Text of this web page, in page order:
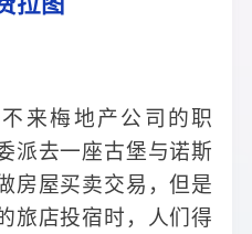
来梅地产公司的职
派去一座古堡与诺斯
房屋买卖交易，但是
旅店投宿时，人们得